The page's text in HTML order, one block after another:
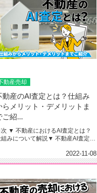
動産売却
動産のAI査定とは？仕組み
らメリット・デメリットま
ご紹...
けるAI査定とは？
組みについて解説▼ 不動産AI査定に
2022-11-08